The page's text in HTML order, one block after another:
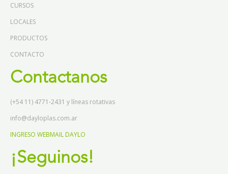
CURSOS
LOCALES
PRODUCTOS
CONTACTO
Contactanos
(+54 11) 4771-2431 y líneas rotativas
info@dayloplas.com.ar
INGRESO WEBMAIL DAYLO
¡Seguinos!